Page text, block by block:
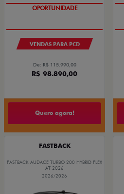
OPORTUNIDADE
VENDAS PARA PCD
De: R$ 115.990,00
R$ 98.890,00
Quero agora!
FASTBACK
FASTBACK AUDACE TURBO 200 HYBRID FLEX
AT 2026
2026/2026